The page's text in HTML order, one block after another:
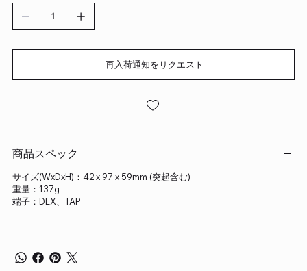
再入荷通知をリクエスト
商品スペック
サイズ(WxDxH)：42 x 97 x 59mm (突起含む)
重量：137g
端子：DLX、TAP